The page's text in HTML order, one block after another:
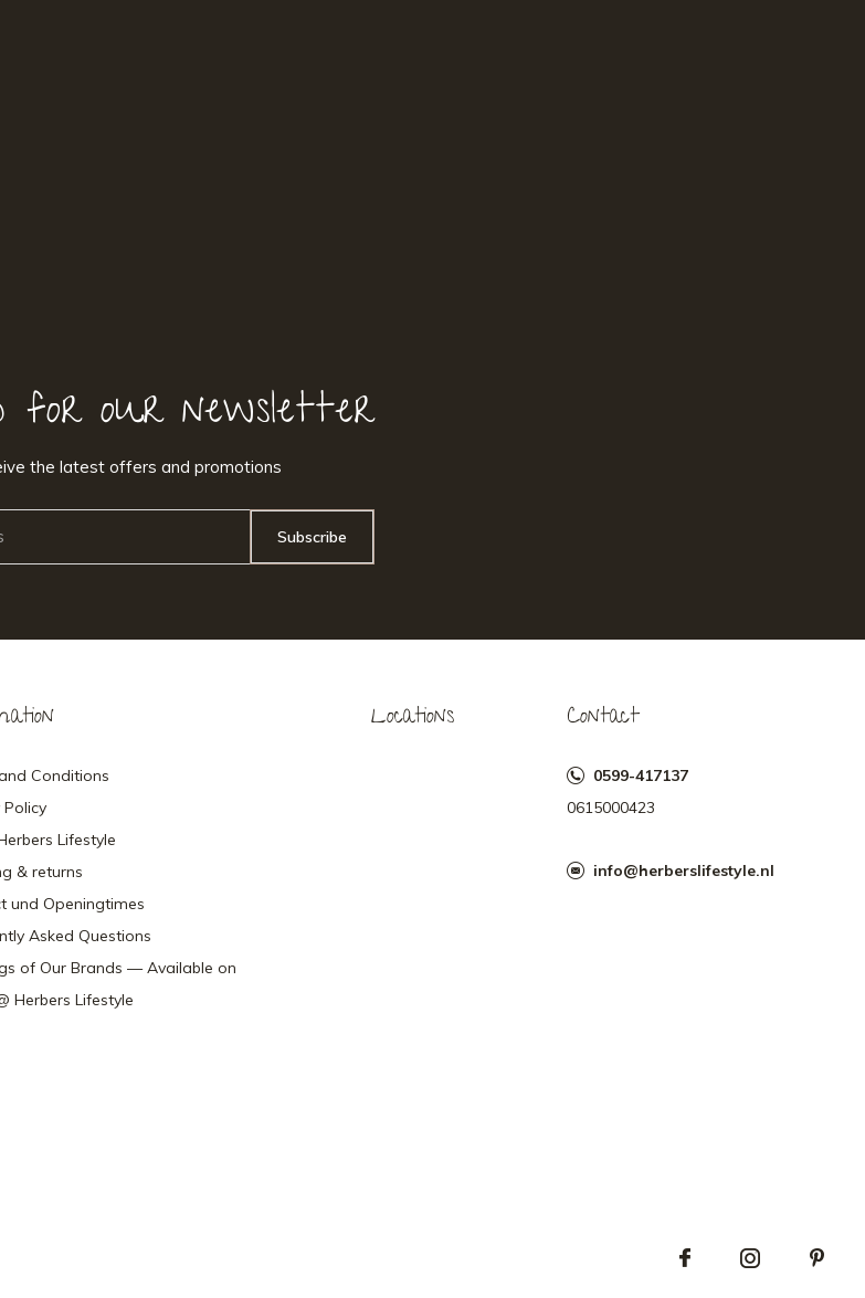
for our newsletter
the latest offers and promotions
Subscribe
Conditions
Policy
Lifestyle
& returns
und Openingtimes
Asked Questions
of Our Brands — Available on
Herbers Lifestyle
Locations Contact
0599-417137
0615000423
info@herberslifestyle.nl